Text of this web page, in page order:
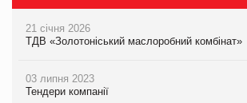
21 січня 2026
ТДВ «Золотоніський маслоробний комбінат»
03 липня 2023
Тендери компанії